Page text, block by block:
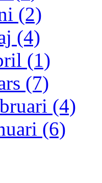
(2)
(4)
(1)
(7)
(4)
(6)